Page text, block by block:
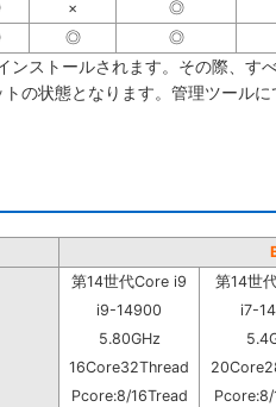
×
◎
◎ ◎
ンストールされます。その際、す
の状態となります。管理ツール
第14世代Core i9
第14世
i9-14900
i7-
5.80GHz
16Core32Thread
Pcore:8/16Tread